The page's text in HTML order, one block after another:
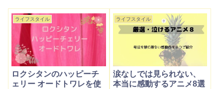
ライフスタイル
ロクシタンのハッピーチ
ェリー オードトワレを使
ライフスタイル
涙なしでは見られない、
本当に感動するアニメ8選